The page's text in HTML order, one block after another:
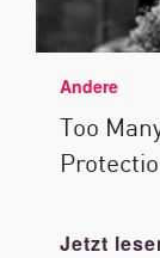
Andere
Too
Jetzt